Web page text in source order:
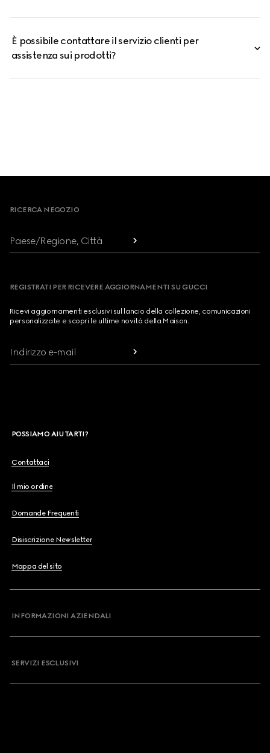
È possibile contattare il servizio clienti per
assistenza sui prodotti?
Footer
RICERCA NEGOZIO
Paese/Regione, Città
REGISTRATI PER RICEVERE AGGIORNAMENTI SU GUCCI
Ricevi aggiornamenti esclusivi sul lancio della collezione, comunicazioni
personalizzate e scopri le ultime novità della Maison.
Indirizzo e-mail
POSSIAMO AIUTARTI?
Contattaci
Il mio ordine
Domande Frequenti
Disiscrizione Newsletter
Mappa del sito
INFORMAZIONI AZIENDALI
SERVIZI ESCLUSIVI